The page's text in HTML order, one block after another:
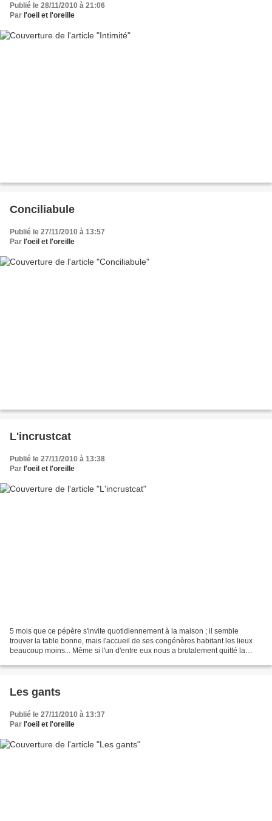
Publié le 28/11/2010 à 21:06
Par l'oeil et l'oreille
Conciliabule
Publié le 27/11/2010 à 13:57
Par l'oeil et l'oreille
L'incrustcat
Publié le 27/11/2010 à 13:38
Par l'oeil et l'oreille
5 mois que ce pépère s'invite quotidiennement à la maison ; il semble
trouver la table bonne, mais l'accueil de ses congénères habitant les lieux
beaucoup moins... Même si l'un d'entre eux nous a brutalement quitté la
Les gants
Publié le 27/11/2010 à 13:37
Par l'oeil et l'oreille